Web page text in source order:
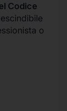
Codice
o